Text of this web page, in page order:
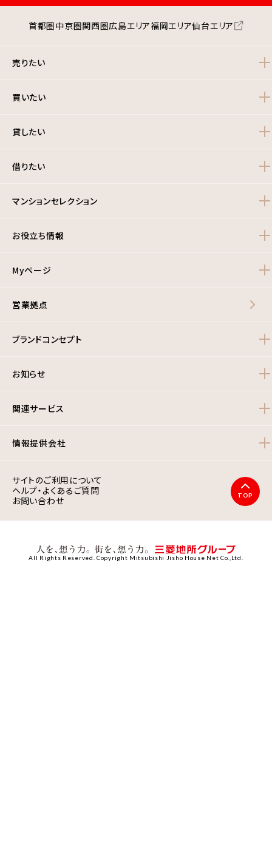
首都圏中京圏関西圏広島エリア福岡エリア仙台エリア
売りたい
買いたい
貸したい
借りたい
マンションセレクション
お役立ち情報
Myページ
営業拠点
ブランドコンセプト
お知らせ
関連サービス
情報提供会社
サイトのご利用について
ヘルプ・よくあるご質問
お問い合わせ
TOP
All Rights Reserved. Copyright Mitsubishi Jisho House Net Co.,Ltd.